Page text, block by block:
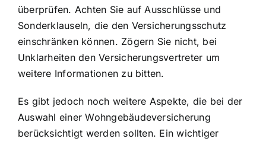
überprüfen. Achten Sie auf Ausschlüsse und
Sonderklauseln, die den Versicherungsschutz
einschränken können. Zögern Sie nicht, bei
Unklarheiten den Versicherungsvertreter um
weitere Informationen zu bitten.
Es gibt jedoch noch weitere Aspekte, die bei der
Auswahl einer Wohngebäudeversicherung
berücksichtigt werden sollten. Ein wichtiger